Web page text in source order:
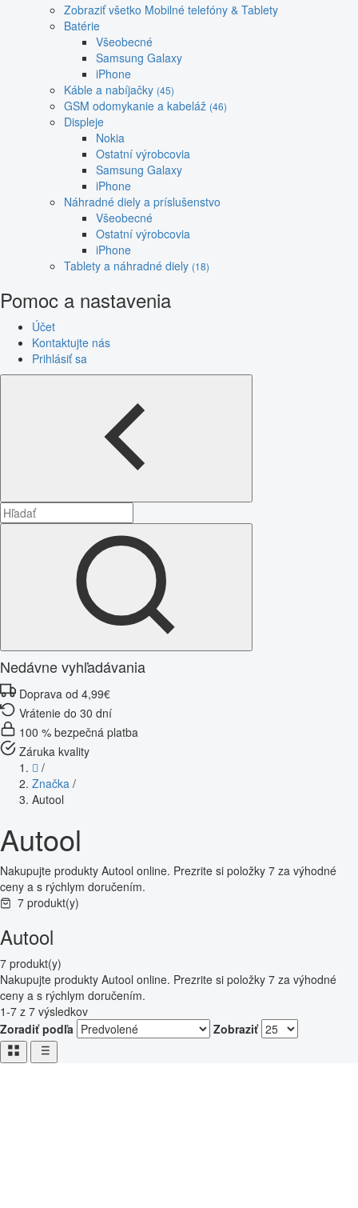
Zobraziť všetko Mobilné telefóny & Tablety
Batérie
Všeobecné
Samsung Galaxy
iPhone
Káble a nabíjačky (45)
GSM odomykanie a kabeláž (46)
Displeje
Nokia
Ostatní výrobcovia
Samsung Galaxy
iPhone
Náhradné diely a príslušenstvo
Všeobecné
Ostatní výrobcovia
iPhone
Tablety a náhradné diely (18)
Pomoc a nastavenia
Účet
Kontaktujte nás
Prihlásiť sa
Nedávne vyhľadávania
Doprava od 4,99€
Vrátenie do 30 dní
100 % bezpečná platba
Záruka kvality
/
Značka /
Autool
Autool
Nakupujte produkty Autool online. Prezrite si položky 7 za výhodné
ceny a s rýchlym doručením.
7 produkt(y)
Autool
7 produkt(y)
Nakupujte produkty Autool online. Prezrite si položky 7 za výhodné
ceny a s rýchlym doručením.
1-7 z 7 výsledkov
Zoradiť podľa
Zobraziť